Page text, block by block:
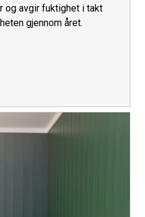
og avgir fuktighet i takt
gjennom året.